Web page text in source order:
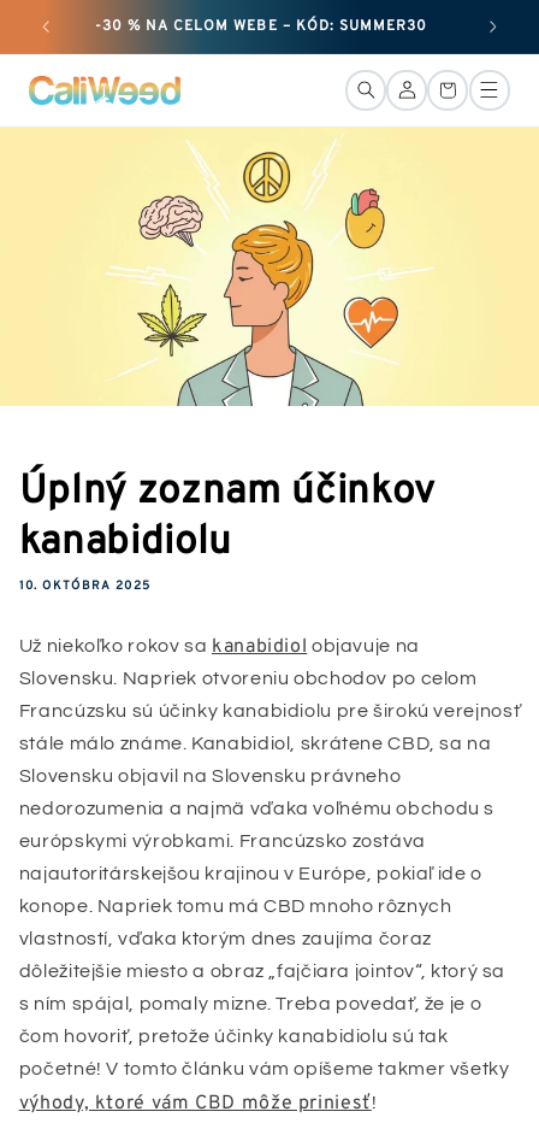
a prejsť
na obsah
-30 % NA CELOM WEBE – KÓD: SUMMER30
Pripojenie
Košík
Úplný zoznam účinkov
kanabidiolu
10. OKTÓBRA 2025
Už niekoľko rokov sa kanabidiol objavuje na
Slovensku. Napriek otvoreniu obchodov po celom
Francúzsku sú účinky kanabidiolu pre širokú verejnosť
stále málo známe. Kanabidiol, skrátene CBD, sa na
Slovensku objavil na Slovensku právneho
nedorozumenia a najmä vďaka voľnému obchodu s
európskymi výrobkami. Francúzsko zostáva
najautoritárskejšou krajinou v Európe, pokiaľ ide o
konope. Napriek tomu má CBD mnoho rôznych
vlastností, vďaka ktorým dnes zaujíma čoraz
dôležitejšie miesto a obraz „fajčiara jointov“, ktorý sa
s ním spájal, pomaly mizne. Treba povedať, že je o
čom hovoriť, pretože účinky kanabidiolu sú tak
početné! V tomto článku vám opíšeme takmer všetky
výhody, ktoré vám CBD môže priniesť!